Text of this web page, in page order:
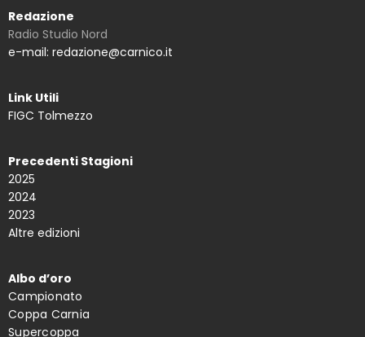
Redazione
Radio Studio Nord
e-mail: redazione@carnico.it
Link Utili
FIGC Tolmezzo
Precedenti Stagioni
2025
2024
2023
Altre edizioni
Albo d’oro
Campionato
Coppa Carnia
Supercoppa